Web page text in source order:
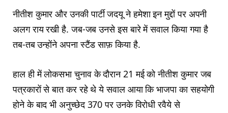
नीतीश कुमार और उनकी पार्टी जदयू ने हमेशा इन मुद्दों पर अपनी
अलग राय रखी है. जब-जब उनसे इस बारे में सवाल किया गया है
तब-तब उन्होंने अपना स्टैंड साफ़ किया है.
हाल ही में लोकसभा चुनाव के दौरान 21 मई को नीतीश कुमार जब
पत्रकारों से बात कर रहे थे ये सवाल आया कि भाजपा का सहयोगी
होने के बाद भी अनुच्छेद 370 पर उनके विरोधी रवैये से